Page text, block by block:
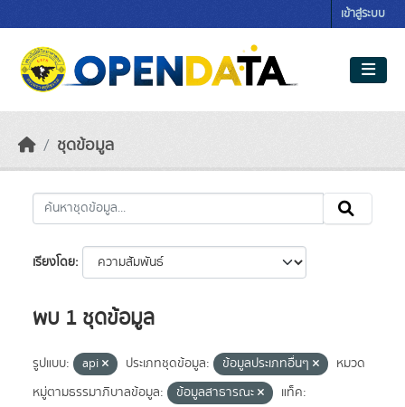
เข้าสู่ระบบ
ชุดข้อมูล
เรียงโดย
พบ 1 ชุดข้อมูล
รูปแบบ: api ประเภทชุดข้อมูล: ข้อมูลประเภทอื่นๆ
หมวด
หมู่ตามธรรมาภิบาลข้อมูล:
ข้อมูลสาธารณะ
แท็ค: